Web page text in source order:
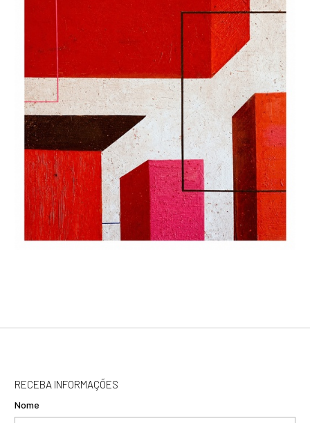
RECEBA INFORMAÇÕES
Nome